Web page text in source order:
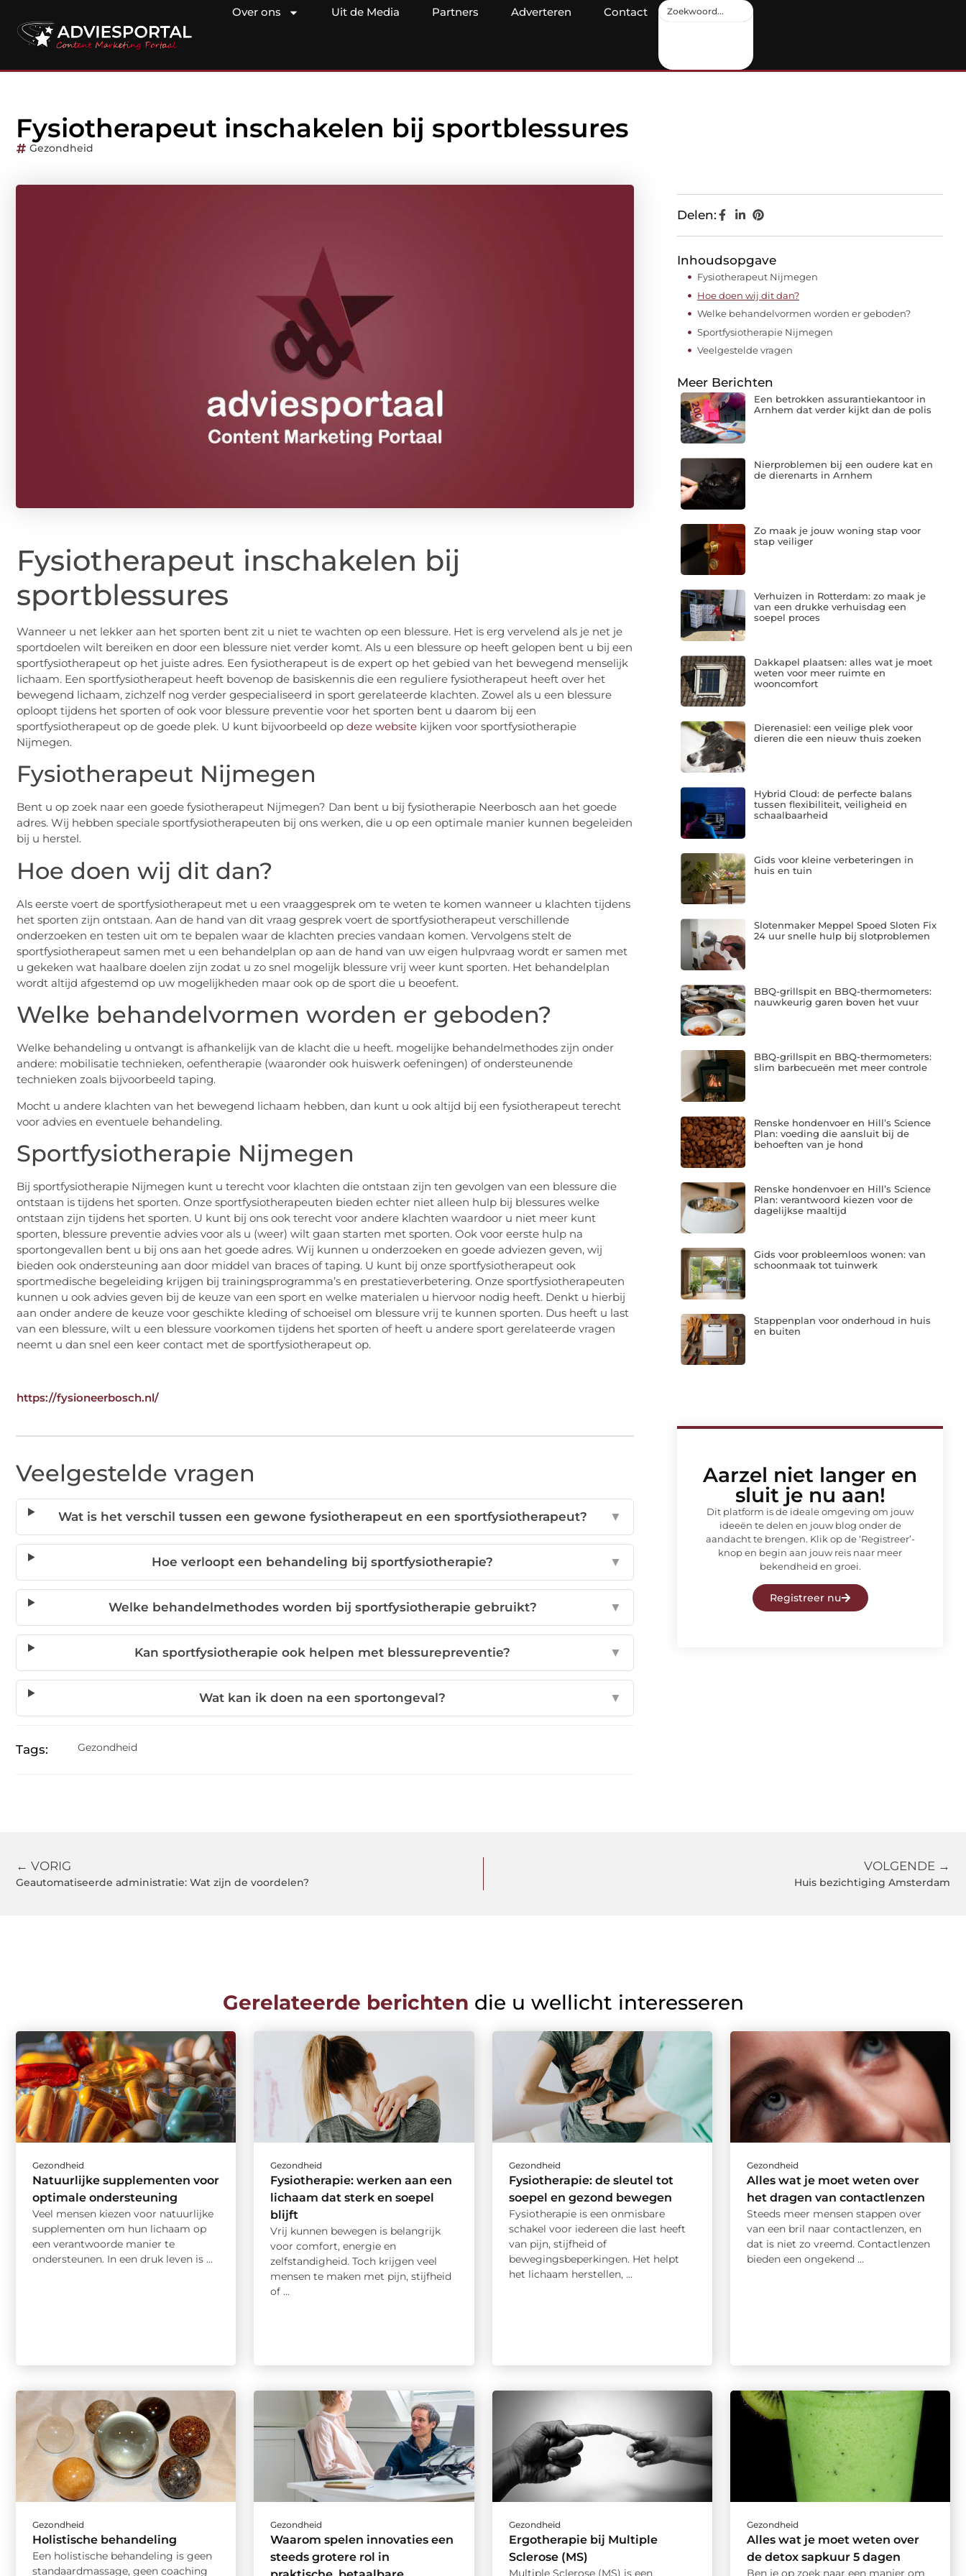
Over ons Uit de Media Partners Adverteren Contact
Fysiotherapeut inschakelen bij sportblessures
Gezondheid
Fysiotherapeut inschakelen bij
sportblessures
Wanneer u net lekker aan het sporten bent zit u niet te wachten op een blessure. Het is erg vervelend als je net je
sportdoelen wilt bereiken en door een blessure niet verder komt. Als u een blessure op heeft gelopen bent u bij een
sportfysiotherapeut op het juiste adres. Een fysiotherapeut is de expert op het gebied van het bewegend menselijk
lichaam. Een sportfysiotherapeut heeft bovenop de basiskennis die een reguliere fysiotherapeut heeft over het
bewegend lichaam, zichzelf nog verder gespecialiseerd in sport gerelateerde klachten. Zowel als u een blessure
oploopt tijdens het sporten of ook voor blessure preventie voor het sporten bent u daarom bij een
sportfysiotherapeut op de goede plek. U kunt bijvoorbeeld op deze website kijken voor sportfysiotherapie
Nijmegen.
Fysiotherapeut Nijmegen
Bent u op zoek naar een goede fysiotherapeut Nijmegen? Dan bent u bij fysiotherapie Neerbosch aan het goede
adres. Wij hebben speciale sportfysiotherapeuten bij ons werken, die u op een optimale manier kunnen begeleiden
bij u herstel.
Hoe doen wij dit dan?
Als eerste voert de sportfysiotherapeut met u een vraaggesprek om te weten te komen wanneer u klachten tijdens
het sporten zijn ontstaan. Aan de hand van dit vraag gesprek voert de sportfysiotherapeut verschillende
onderzoeken en testen uit om te bepalen waar de klachten precies vandaan komen. Vervolgens stelt de
sportfysiotherapeut samen met u een behandelplan op aan de hand van uw eigen hulpvraag wordt er samen met
u gekeken wat haalbare doelen zijn zodat u zo snel mogelijk blessure vrij weer kunt sporten. Het behandelplan
wordt altijd afgestemd op uw mogelijkheden maar ook op de sport die u beoefent.
Welke behandelvormen worden er geboden?
Welke behandeling u ontvangt is afhankelijk van de klacht die u heeft. mogelijke behandelmethodes zijn onder
andere: mobilisatie technieken, oefentherapie (waaronder ook huiswerk oefeningen) of ondersteunende
technieken zoals bijvoorbeeld taping.
Mocht u andere klachten van het bewegend lichaam hebben, dan kunt u ook altijd bij een fysiotherapeut terecht
voor advies en eventuele behandeling.
Sportfysiotherapie Nijmegen
Bij sportfysiotherapie Nijmegen kunt u terecht voor klachten die ontstaan zijn ten gevolgen van een blessure die
ontstaan is tijdens het sporten. Onze sportfysiotherapeuten bieden echter niet alleen hulp bij blessures welke
ontstaan zijn tijdens het sporten. U kunt bij ons ook terecht voor andere klachten waardoor u niet meer kunt
sporten, blessure preventie advies voor als u (weer) wilt gaan starten met sporten. Ook voor eerste hulp na
sportongevallen bent u bij ons aan het goede adres. Wij kunnen u onderzoeken en goede adviezen geven, wij
bieden ook ondersteuning aan door middel van braces of taping. U kunt bij onze sportfysiotherapeut ook
sportmedische begeleiding krijgen bij trainingsprogramma’s en prestatieverbetering. Onze sportfysiotherapeuten
kunnen u ook advies geven bij de keuze van een sport en welke materialen u hiervoor nodig heeft. Denkt u hierbij
aan onder andere de keuze voor geschikte kleding of schoeisel om blessure vrij te kunnen sporten. Dus heeft u last
van een blessure, wilt u een blessure voorkomen tijdens het sporten of heeft u andere sport gerelateerde vragen
neemt u dan snel een keer contact met de sportfysiotherapeut op.
https://fysioneerbosch.nl/
Veelgestelde vragen
Wat is het verschil tussen een gewone fysiotherapeut en een sportfysiotherapeut? ▼
Hoe verloopt een behandeling bij sportfysiotherapie? ▼
Welke behandelmethodes worden bij sportfysiotherapie gebruikt? ▼
Kan sportfysiotherapie ook helpen met blessurepreventie? ▼
Wat kan ik doen na een sportongeval? ▼
Tags: Gezondheid
Delen:
Inhoudsopgave
Fysiotherapeut Nijmegen
Hoe doen wij dit dan?
Welke behandelvormen worden er geboden?
Sportfysiotherapie Nijmegen
Veelgestelde vragen
Meer Berichten
Een betrokken assurantiekantoor in
Arnhem dat verder kijkt dan de polis
Nierproblemen bij een oudere kat en
de dierenarts in Arnhem
Zo maak je jouw woning stap voor
stap veiliger
Verhuizen in Rotterdam: zo maak je
van een drukke verhuisdag een
soepel proces
Dakkapel plaatsen: alles wat je moet
weten voor meer ruimte en
wooncomfort
Dierenasiel: een veilige plek voor
dieren die een nieuw thuis zoeken
Hybrid Cloud: de perfecte balans
tussen flexibiliteit, veiligheid en
schaalbaarheid
Gids voor kleine verbeteringen in
huis en tuin
Slotenmaker Meppel Spoed Sloten Fix
24 uur snelle hulp bij slotproblemen
BBQ-grillspit en BBQ-thermometers:
nauwkeurig garen boven het vuur
BBQ-grillspit en BBQ-thermometers:
slim barbecueën met meer controle
Renske hondenvoer en Hill’s Science
Plan: voeding die aansluit bij de
behoeften van je hond
Renske hondenvoer en Hill’s Science
Plan: verantwoord kiezen voor de
dagelijkse maaltijd
Gids voor probleemloos wonen: van
schoonmaak tot tuinwerk
Stappenplan voor onderhoud in huis
en buiten
Aarzel niet langer en
sluit je nu aan!
Dit platform is de ideale omgeving om jouw
ideeën te delen en jouw blog onder de
aandacht te brengen. Klik op de ‘Registreer’-
knop en begin aan jouw reis naar meer
bekendheid en groei.
Registreer nu
← VORIG
Geautomatiseerde administratie: Wat zijn de voordelen?
VOLGENDE →
Huis bezichtiging Amsterdam
Gerelateerde berichten die u wellicht interesseren
Gezondheid
Natuurlijke supplementen voor
optimale ondersteuning
Veel mensen kiezen voor natuurlijke
supplementen om hun lichaam op
een verantwoorde manier te
ondersteunen. In een druk leven is ...
Gezondheid
Fysiotherapie: werken aan een
lichaam dat sterk en soepel
blijft
Vrij kunnen bewegen is belangrijk
voor comfort, energie en
zelfstandigheid. Toch krijgen veel
mensen te maken met pijn, stijfheid
of ...
Gezondheid
Fysiotherapie: de sleutel tot
soepel en gezond bewegen
Fysiotherapie is een onmisbare
schakel voor iedereen die last heeft
van pijn, stijfheid of
bewegingsbeperkingen. Het helpt
het lichaam herstellen, ...
Gezondheid
Alles wat je moet weten over
het dragen van contactlenzen
Steeds meer mensen stappen over
van een bril naar contactlenzen, en
dat is niet zo vreemd. Contactlenzen
bieden een ongekend ...
Gezondheid
Holistische behandeling
Een holistische behandeling is geen
standaardmassage, geen coaching
Gezondheid
Waarom spelen innovaties een
steeds grotere rol in
Gezondheid
Ergotherapie bij Multiple
Sclerose (MS)
Multiple Sclerose (MS) is een
Gezondheid
Alles wat je moet weten over
de detox sapkuur 5 dagen
Ben je op zoek naar een manier om